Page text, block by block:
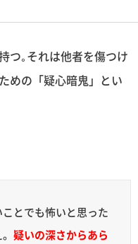
つ｡それは他者を傷つけ
めの「疑心暗鬼」とい
とでも怖いと思った
疑いの深さからあら